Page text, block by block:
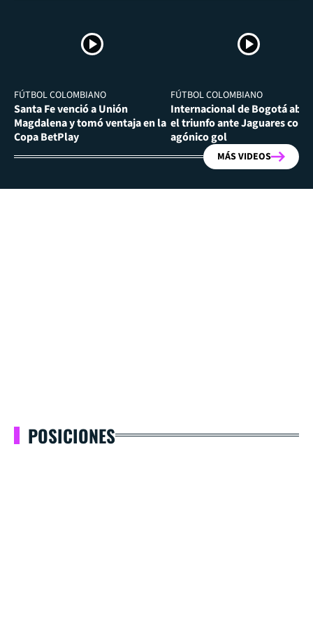
FÚTBOL COLOMBIANO
Santa Fe venció a Unión
Magdalena y tomó ventaja en la
Copa BetPlay
FÚTBOL COLOMBIANO
Internacional de Bogotá
el triunfo ante Jaguares con
agónico gol
MÁS VIDEOS
POSICIONES